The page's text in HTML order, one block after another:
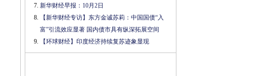
新华财经早报：10月2日
【新华财经专访】东方金诚苏莉：中国国债“入
富”引流效应显著 国内债市具有纵深拓展空间
【环球财经】印度经济持续复苏迹象显现